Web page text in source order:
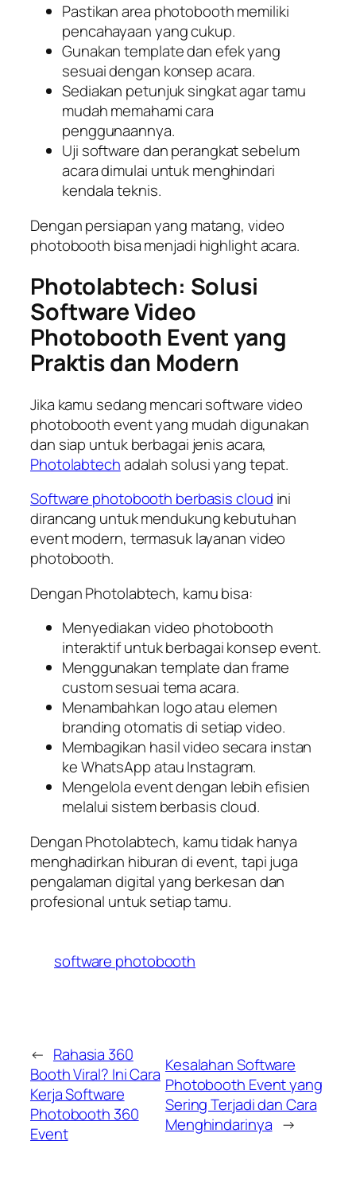
Pastikan area photobooth memiliki
pencahayaan yang cukup.
Gunakan template dan efek yang
sesuai dengan konsep acara.
Sediakan petunjuk singkat agar tamu
mudah memahami cara
penggunaannya.
Uji software dan perangkat sebelum
acara dimulai untuk menghindari
kendala teknis.
Dengan persiapan yang matang, video
photobooth bisa menjadi highlight acara.
Photolabtech: Solusi
Software Video
Photobooth Event yang
Praktis dan Modern
Jika kamu sedang mencari software video
photobooth event yang mudah digunakan
dan siap untuk berbagai jenis acara,
Photolabtechadalah solusi yang tepat.
Software photobooth berbasis cloud ini
dirancang untuk mendukung kebutuhan
event modern, termasuk layanan video
photobooth.
Dengan Photolabtech, kamu bisa:
Menyediakan video photobooth
interaktif untuk berbagai konsep event.
Menggunakan template dan frame
custom sesuai tema acara.
Menambahkan logo atau elemen
branding otomatis di setiap video.
Membagikan hasil video secara instan
ke WhatsApp atau Instagram.
Mengelola event dengan lebih efisien
melalui sistem berbasis cloud.
Dengan Photolabtech, kamu tidak hanya
menghadirkan hiburan di event, tapi juga
pengalaman digital yang berkesan dan
profesional untuk setiap tamu.
software photobooth
← Rahasia 360
Booth Viral? Ini Cara
Kerja Software
Photobooth 360
Event
Kesalahan Software
Photobooth Event yang
Sering Terjadi dan Cara
Menghindarinya →